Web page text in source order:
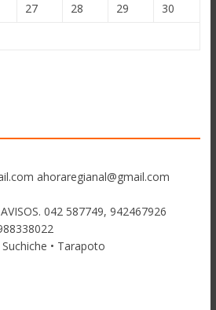
27 28 29
30
ahoraregianal@gmail.com
042 587749, 942467926
• Tarapoto